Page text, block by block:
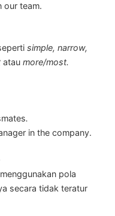
our team.
simple, narrow,
ataumore/most.
.
in the company.
pola
secara tidak teratur